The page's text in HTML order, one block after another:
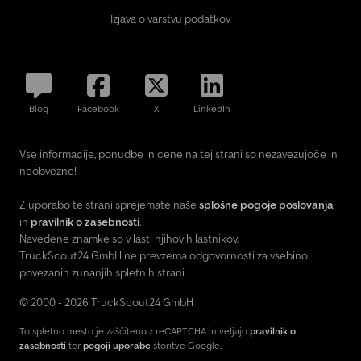
platform with ladders on both sides 3 removable, swivel crossbars
Operating Instructions Special permit required if total hitch
length exceeds 16,500 mm. Country of Registration / Plates
Germany with Dekra inspection and certificate (§13 EC-FGV)
per truck combination Paintwork Frame: DB 7350 Novagrau tipper
body: aluminium natural finish Tarpaulin: RAL 7035 light grey
Izjava o varstvu podatkov
Blog Facebook X LinkedIn
Vse informacije, ponudbe in cene na tej strani so nezavezujoče in
neobvezne!
Z uporabo te strani sprejemate naše splošne pogoje poslovanja
in pravilnik o zasebnosti.
Navedene znamke so v lasti njihovih lastnikov.
TruckScout24 GmbH ne prevzema odgovornosti za vsebino
povezanih zunanjih spletnih strani.
© 2000 - 2026 TruckScout24 GmbH
To spletno mesto je zaščiteno z reCAPTCHA in veljajo pravilnik o
zasebnosti ter pogoji uporabe storitve Google.